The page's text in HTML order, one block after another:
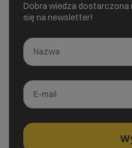
Dobra wiedza dostarczona
się na newsletter!